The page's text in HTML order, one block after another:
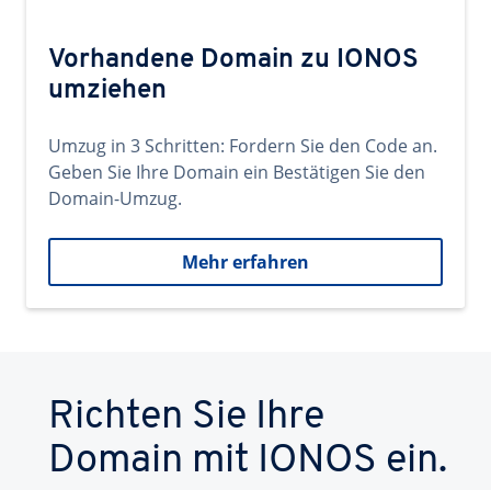
Vorhandene Domain zu IONOS
umziehen
Umzug in 3 Schritten: Fordern Sie den Code an.
Geben Sie Ihre Domain ein Bestätigen Sie den
Domain-Umzug.
Mehr erfahren
Richten Sie Ihre
Domain mit IONOS ein.